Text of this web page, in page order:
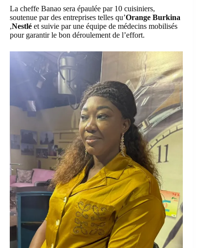
La cheffe Banao sera épaulée par 10 cuisiniers,
soutenue par des entreprises telles qu’Orange Burkina
,Nestlé et suivie par une équipe de médecins mobilisés
pour garantir le bon déroulement de l’effort.